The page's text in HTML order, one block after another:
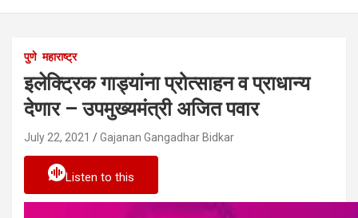
पुणे महाराष्ट्र
इलेक्ट्रिक गाड्यांना प्रोत्साहन व प्राधान्य
देणार – उपमुख्यमंत्री अजित पवार
July 22, 2021 Gajanan Gangadhar Bidkar
Listen to this